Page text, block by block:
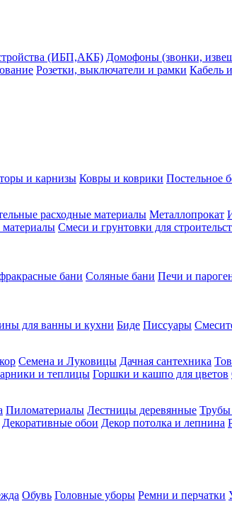
(ИБП,АКБ) Домофоны (звонки,
Розетки, выключатели и рамки Кабель
и карнизы Ковры и коврики Постельное
расходные материалы Металлопрокат
материалы Смеси и грунтовки для
бани Соляные бани Печи и
для ванны и кухни Биде Писсуары
Семена и Луковицы Дачная сантехника
и теплицы Горшки и кашпо для цветов
Пиломатериалы Лестницы деревянные Трубы
Декоративные обои Декор потолка и лепнина
Обувь Головные уборы Ремни и перчатки